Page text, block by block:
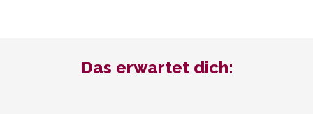
Das erwartet dich: